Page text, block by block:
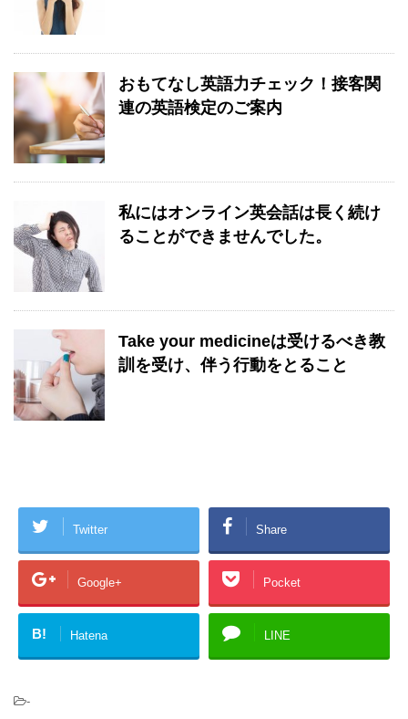
おもてなし英語力チェック！接客関
連の英語検定のご案内
私にはオンライン英会話は長く続け
ることができませんでした。
Take your medicineは受けるべき教
訓を受け、伴う行動をとること
Twitter Share
Google+ Pocket
B! Hatena LINE
-